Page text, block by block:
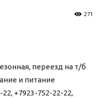
271
переезд на т/б
и питание
22, +7923-752-22-22,